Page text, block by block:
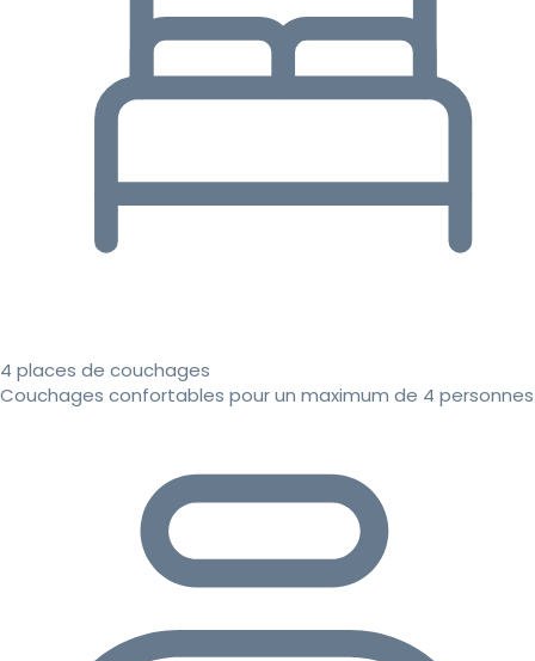
4 places de couchages
Couchages confortables pour un maximum de 4 personnes